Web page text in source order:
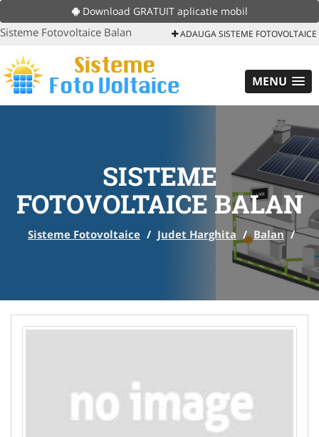
Download GRATUIT aplicatie mobil
Sisteme Fotovoltaice Balan ADAUGA SISTEME FOTOVOLTAICE
MENU
SISTEME
FOTOVOLTAICE BALAN
Sisteme Fotovoltaice / Judet Harghita / Balan /